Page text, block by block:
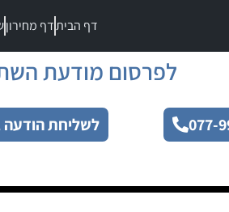
דף הביתדף מחירון
לפרסום מודעת
לשליחת הודעה